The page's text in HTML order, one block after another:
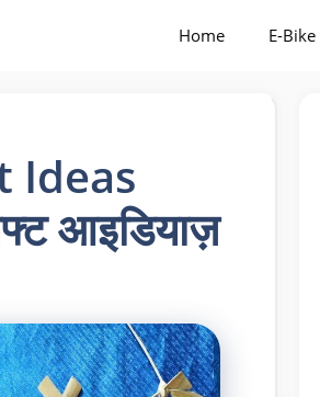
Home E-Bike
Ideas
आइडियाज़